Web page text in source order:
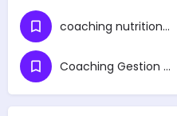
coaching nutritionnel
Coaching Gestion du Stress